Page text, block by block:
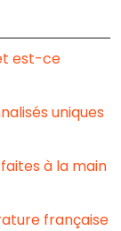
est-ce
uniques
à la main
française